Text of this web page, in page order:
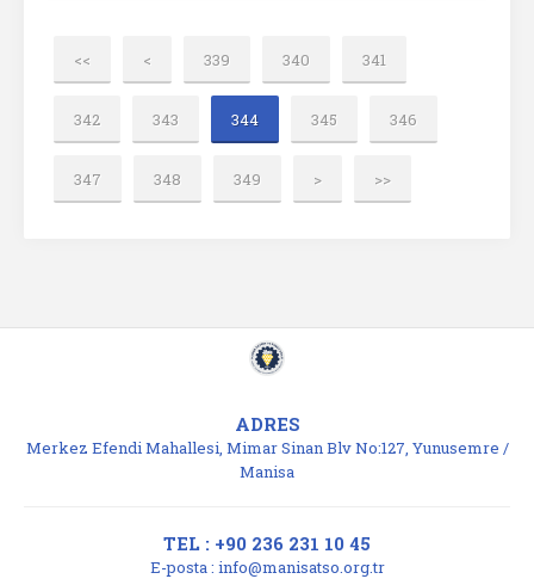
<< < 339 340 341
342 343 344 345 346
347 348 349 > >>
ADRES
Merkez Efendi Mahallesi, Mimar Sinan Blv No:127, Yunusemre /
Manisa
TEL : +90 236 231 10 45
E-posta : info@manisatso.org.tr